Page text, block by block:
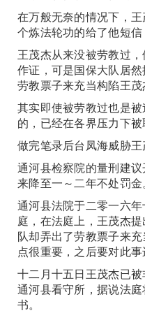
在万般无奈的情况下，
个炼法轮功的给了他短信
王茂杰从来没被劳教过
作证，可是国保大队居
劳教票子来充当构陷王茂
其实即使被劳教过也是
的，已经在各界压力下被
做完笔录后台凤海威胁王
通河县检察院的量刑建
来降至一～二年不处罚金。
通河县法院于二零一六
庭，在法庭上，王茂杰
队却弄出了劳教票子来
点很重要，之后要对此事
十二月十五日王茂杰已
通河县看守所，据说法
书。